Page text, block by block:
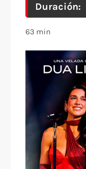
Duración:
63 min